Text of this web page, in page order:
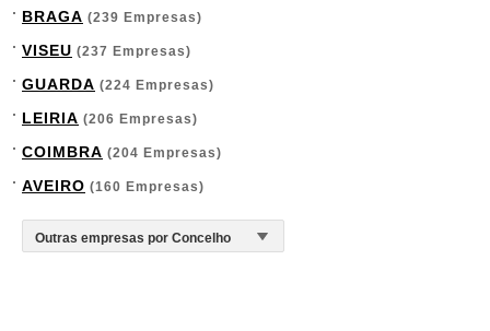
BRAGA (239 Empresas)
VISEU (237 Empresas)
GUARDA (224 Empresas)
LEIRIA (206 Empresas)
COIMBRA (204 Empresas)
AVEIRO (160 Empresas)